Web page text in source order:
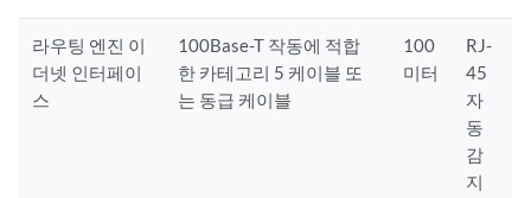
라우팅 엔진 이
더넷 인터페이
스
100Base-T 작동에 적합
한 카테고리 5 케이블 또
는 동급 케이블
100
미터
RJ-
45
자
동
감
지